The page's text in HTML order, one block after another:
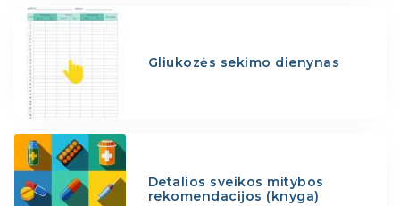
Gliukozės sekimo dienynas
Detalios sveikos mitybos
rekomendacijos (knyga)